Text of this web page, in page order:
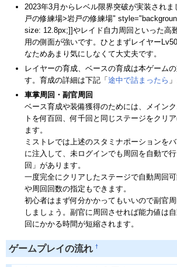
2023年3月からレベル限界突破が実装され
戸の修練場>岩戸の修練場"
size: 12.8px;]]やレイド自力周回といった高
用の側面が強いです。ひとまずレイヤー
なためあまり気にしなくて大丈夫です。
レイヤーの育成、ベースの育成は本ゲーム
す。育成の詳細は下記「 途中で詰まったら
車掌周回・副官周回
ベース育成や装備獲得のためには、メイン
トを何百回、何千回と同じステージをクリ
ます。
ミストレでは上述のスタミナポーションを
に注入して、未ログインでも周回を自動で
回」があります。
一度完全にクリアしたステージで自動周回
や周回回数の指定もできます。
初心者はまず何分かかってもいいので副官
しましょう。副官に周回させれば能力値は
回にかかる時間が短縮されます。
ゲームプレイの流れ †